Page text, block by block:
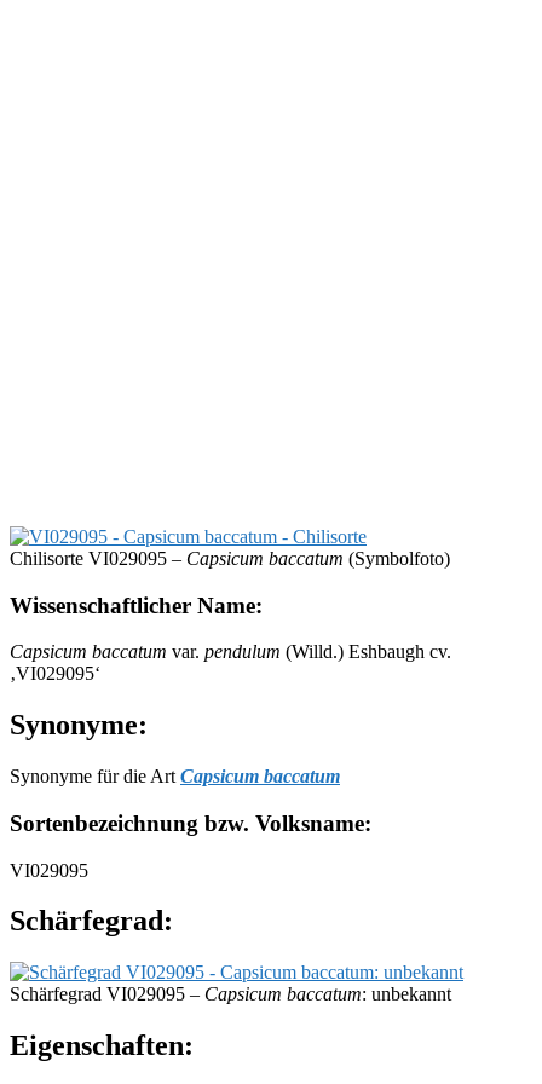
Chilisorte VI029095 – Capsicum baccatum (Symbolfoto)
Wissenschaftlicher Name:
Capsicum baccatum var. pendulum (Willd.) Eshbaugh cv.
‚VI029095‘
Synonyme:
Synonyme für die Art Capsicum baccatum
Sortenbezeichnung bzw. Volksname:
VI029095
Schärfegrad:
Schärfegrad VI029095 – Capsicum baccatum: unbekannt
Eigenschaften: